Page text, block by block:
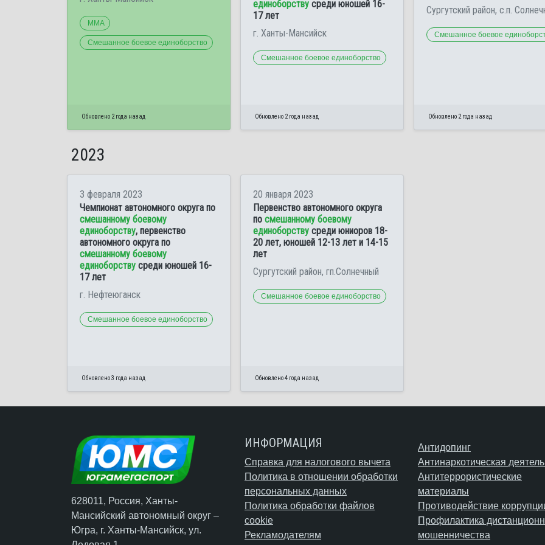
ММА
Смешанное боевое единоборство
Обновлено 2 года назад
единоборству среди юношей 16-
17 лет
г. Ханты-Мансийск
Смешанное боевое единоборство
Обновлено 2 года назад
Сургутский район, с.п.
Смешанное боевое
Обновлено 2 года назад
2023
3 февраля 2023
Чемпионат автономного округа по
смешанному боевому
единоборству, первенство
автономного округа по
смешанному боевому
единоборству среди юношей 16-
17 лет
г. Нефтеюганск
Смешанное боевое единоборство
Обновлено 3 года назад
20 января 2023
Первенство автономного округа
по смешанному боевому
единоборству среди юниоров 18-
20 лет, юношей 12-13 лет и 14-15
лет
Сургутский район, гп.Солнечный
Смешанное боевое единоборство
Обновлено 4 года назад
628011, Россия, Ханты-
Мансийский автономный округ –
Югра, г. Ханты-Мансийск, ул.
ИНФОРМАЦИЯ
Справка для налогового вычета
Политика в отношении обработки
персональных данных
Политика обработки файлов
cookie
Рекламодателям
Антидопинг
Антинаркотическая
Антитеррористические
материалы
Противодействие
Профилактика
мошенничества